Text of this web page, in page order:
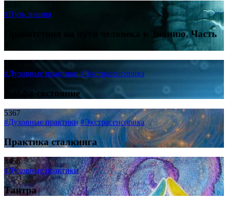
3880
#Путь знания
Препятствия на пути человека к Знанию. Часть
#Духовные практики #Экстрасенсорика
Альфа-состояние
5367
#Духовные практики #Экстрасенсорика
Практика сталкинга
3456
#Духовные практики
Тантра